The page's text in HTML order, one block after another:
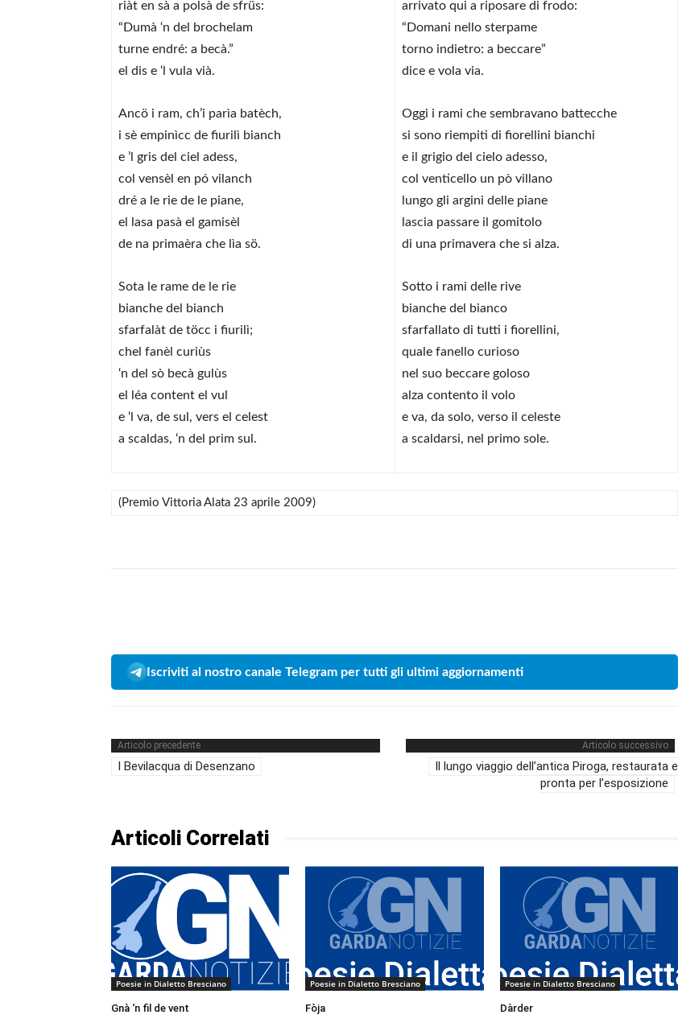
riàt en sà a polsà de sfrüs:
“Dumà ‘n del brochelam
turne endré: a becà.”
el dis e ‘l vula vià.
Ancö i ram, ch’i parìa batèch,
i sè empinìcc de fiurilì bianch
e ’l gris del ciel adess,
col vensèl en pó vilanch
dré a le rie de le piane,
el lasa pasà el gamisèl
de na primaèra che lìa sö.
Sota le rame de le rie
bianche del bianch
sfarfalàt de töcc i fiurilì;
chel fanèl curiùs
‘n del sò becà gulùs
el léa content el vul
e ‘l va, de sul, vers el celest
a scaldas, ‘n del prim sul.
arrivato qui a riposare di frodo:
“Domani nello sterpame
torno indietro: a beccare”
dice e vola via.
Oggi i rami che sembravano battecche
si sono riempiti di fiorellini bianchi
e il grigio del cielo adesso,
col venticello un pò villano
lungo gli argini delle piane
lascia passare il gomitolo
di una primavera che si alza.
Sotto i rami delle rive
bianche del bianco
sfarfallato di tutti i fiorellini,
quale fanello curioso
nel suo beccare goloso
alza contento il volo
e va, da solo, verso il celeste
a scaldarsi, nel primo sole.
(Premio Vittoria Alata 23 aprile 2009)
Iscriviti al nostro canale Telegram per tutti gli ultimi aggiornamenti
Articolo precedente
I Bevilacqua di Desenzano
Articolo successivo
Il lungo viaggio dell’antica Piroga, restaurata e
pronta per l’esposizione
Articoli Correlati
Poesie in Dialetto Bresciano
Gnà ‘n fil de vent
Poesie in Dialetto Bresciano
Fòja
Poesie in Dialetto Bresciano
Dàrder